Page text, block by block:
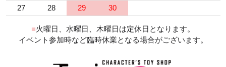
27
28 29 30
■火曜日、水曜日、木曜日は定休日となります。
イベント参加時など臨時休業となる場合がございます。